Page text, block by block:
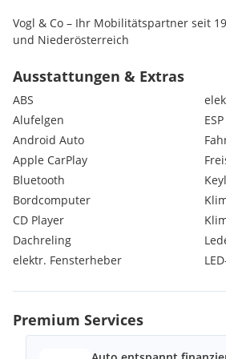
Vogl & Co – Ihr Mobilitätspartner seit
und Niederösterreich
- 1000 Gebraucht- und Jungfahrzeuge
- Persönliche Beratung durch
Automobilverkäufer vor Ort
- Von Meisterhand geprüft mit 120
- Nach Kauf Betreuung Ihres Autos
Fachwerkstätten inkl. Lack- u.
Reifeneinlagerung, Pickerl
- Eintausch Ihres alten Fahrzeugs zu
- Günstige Finanzierungs- u.
Ausstattungen & Extras
ABS
Alufelgen
Android Auto
Apple CarPlay
Bluetooth
Bordcomputer
CD Player
Dachreling
elektr. Fensterheber
ESP
Premium Services